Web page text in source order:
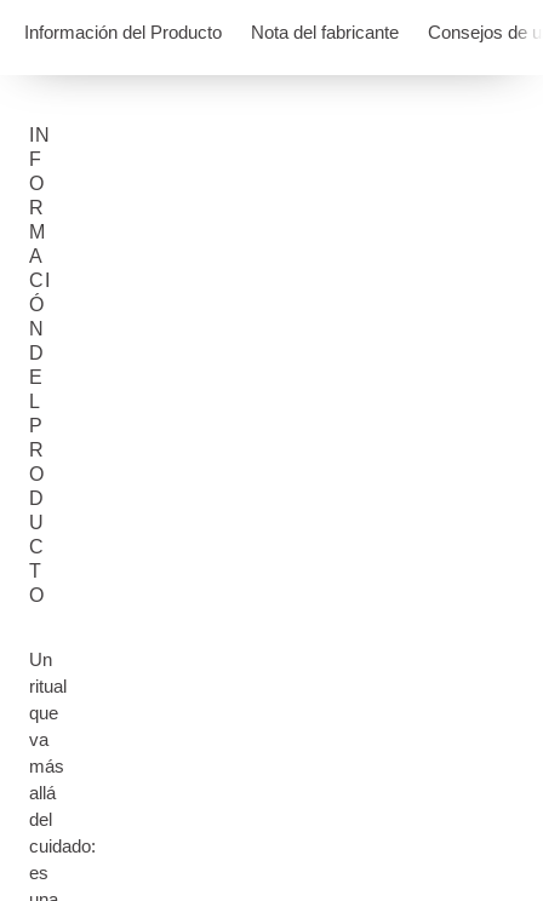
Información del Producto Nota del fabricante Consejos de
IN
F
O
R
M
A
CI
Ó
N
D
E
L
P
R
O
D
U
C
T
O
Un
ritual
que
va
más
allá
del
cuidado:
es